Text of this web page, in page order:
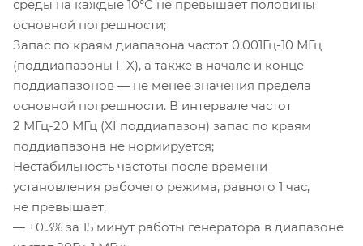
среды на каждые 10°С не превышает половины
основной погрешности;
Запас по краям диапазона частот 0,001Гц-10 МГц
(поддиапазоны I–X), а также в начале и конце
поддиапазонов — не менее значения предела
основной погрешности. В интервале частот
2 МГц-20 МГц (XI поддиапазон) запас по краям
поддиапазона не нормируется;
Нестабильность частоты после времени
установления рабочего режима, равного 1 час,
не превышает;
— ±0,3% за 15 минут работы генератора в диапазоне